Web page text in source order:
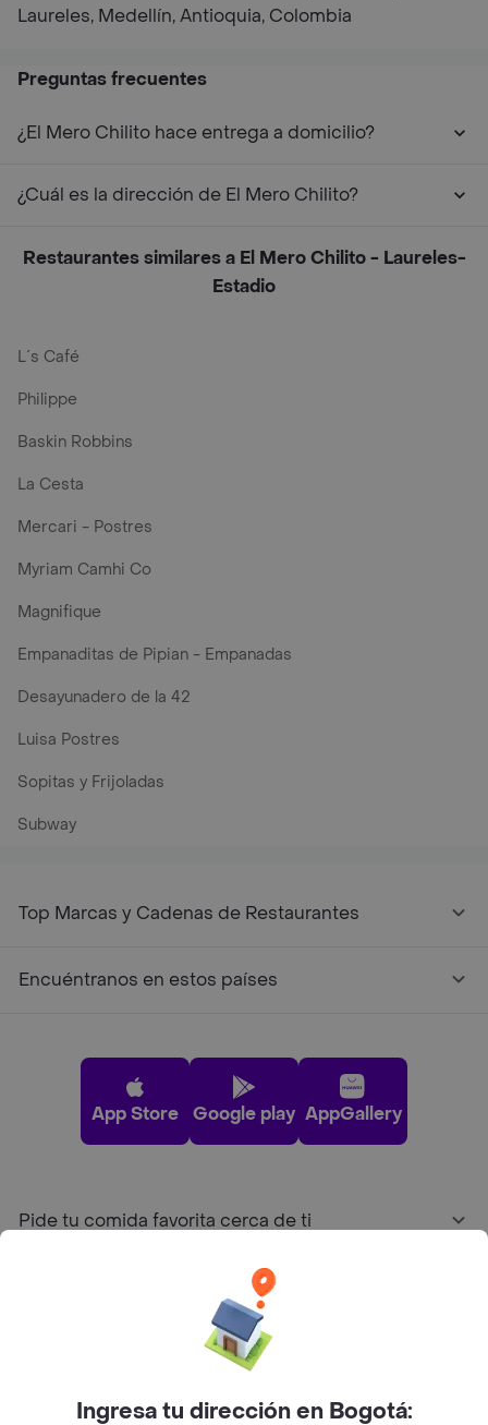
Laureles, Medellín, Antioquia, Colombia
Preguntas frecuentes
¿El Mero Chilito hace entrega a domicilio?
¿Cuál es la dirección de El Mero Chilito?
Restaurantes similares a El Mero Chilito - Laureles-
Estadio
L´s Café
Philippe
Baskin Robbins
La Cesta
Mercari - Postres
Myriam Camhi Co
Magnifique
Empanaditas de Pipian - Empanadas
Desayunadero de la 42
Luisa Postres
Sopitas y Frijoladas
Subway
Top Marcas y Cadenas de Restaurantes
Encuéntranos en estos países
App Store Google play AppGallery
Pide tu comida favorita cerca de ti
Sobre RappiIngresa tu dirección en Bogotá: